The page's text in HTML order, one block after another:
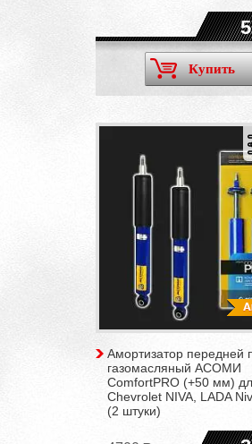
Купить
Амортизатор передней
газомасляный АСОМИ
ComfortPRO (+50 мм)
Chevrolet NIVA, LADA
(2 штуки)